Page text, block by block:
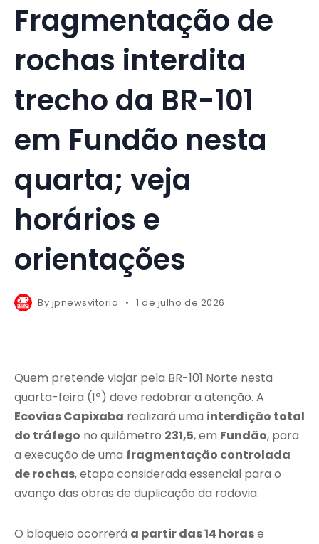
Fragmentação de
rochas interdita
trecho da BR-101
em Fundão nesta
quarta; veja
horários e
orientações
By jpnewsvitoria 1 de julho de 2026
Quem pretende viajar pela BR-101 Norte nesta
quarta-feira (1º) deve redobrar a atenção. A
Ecovias Capixaba realizará uma interdição total
do tráfego no quilômetro 231,5, em Fundão, para
a execução de uma fragmentação controlada
de rochas, etapa considerada essencial para o
avanço das obras de duplicação da rodovia.
O bloqueio ocorrerá a partir das 14 horase